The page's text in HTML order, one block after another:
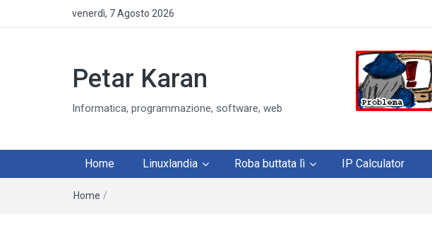
venerdì, 7 Agosto 2026
Petar Karan
Informatica, programmazione, software, web
Home Linuxlandia Roba buttata lì IP Calculator
Home /